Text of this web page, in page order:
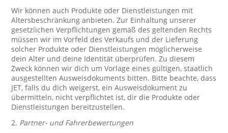
Wir können auch Produkte oder Dienstleistungen mit
Altersbeschränkung anbieten. Zur Einhaltung unserer
gesetzlichen Verpflichtungen gemäß des geltenden Rechts
müssen wir im Vorfeld des Verkaufs und der Lieferung
solcher Produkte oder Dienstleistungen möglicherweise
dein Alter und deine Identität überprüfen. Zu diesem
Zweck können wir dich um Vorlage eines gültigen, staatlich
ausgestellten Ausweisdokuments bitten. Bitte beachte, dass
JET, falls du dich weigerst, ein Ausweisdokument zu
übermitteln, nicht verpflichtet ist, dir die Produkte oder
Dienstleistungen bereitzustellen.
2. Partner- und Fahrerbewertungen